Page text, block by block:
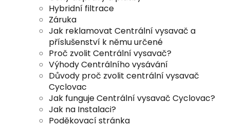
Hybridní filtrace
Záruka
Jak reklamovat Centrální vysavač a
příslušenství k němu určené
Proč zvolit Centrální vysavač?
Výhody Centrálního vysávání
Důvody proč zvolit centrální vysavač
Cyclovac
Jak funguje Centrální vysavač Cyclovac?
Jak na Instalaci?
Poděkovací stránka